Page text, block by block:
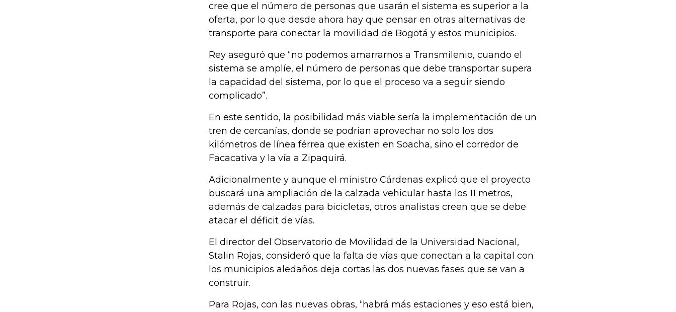
cree que el número de personas que usarán el sistema es superior a la
oferta, por lo que desde ahora hay que pensar en otras alternativas de
transporte para conectar la movilidad de Bogotá y estos municipios.
Rey aseguró que “no podemos amarrarnos a Transmilenio, cuando el
sistema se amplíe, el número de personas que debe transportar supera
la capacidad del sistema, por lo que el proceso va a seguir siendo
complicado”.
En este sentido, la posibilidad más viable sería la implementación de un
tren de cercanías, donde se podrían aprovechar no solo los dos
kilómetros de línea férrea que existen en Soacha, sino el corredor de
Facacativa y la vía a Zipaquirá.
Adicionalmente y aunque el ministro Cárdenas explicó que el proyecto
buscará una ampliación de la calzada vehicular hasta los 11 metros,
además de calzadas para bicicletas, otros analistas creen que se debe
atacar el déficit de vías.
El director del Observatorio de Movilidad de la Universidad Nacional,
Stalin Rojas, consideró que la falta de vías que conectan a la capital con
los municipios aledaños deja cortas las dos nuevas fases que se van a
construir.
Para Rojas, con las nuevas obras, “habrá más estaciones y eso está bien,